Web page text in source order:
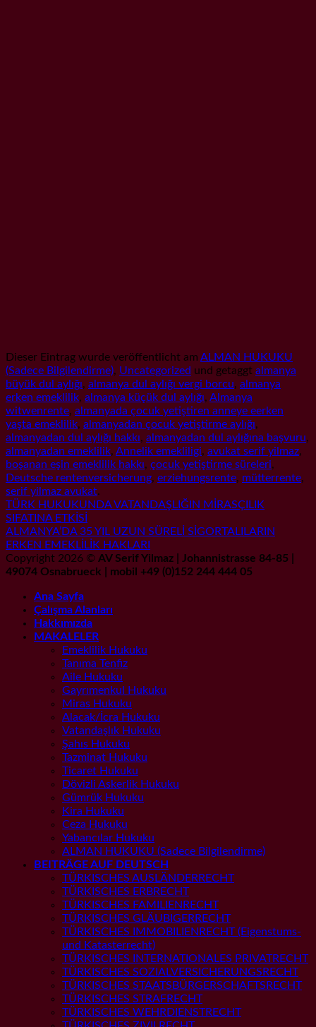
Dieser Eintrag wurde veröffentlicht am ALMAN HUKUKU
(Sadece Bilgilendirme), Uncategorized und getaggt almanya
büyük dul aylığı, almanya dul aylığı vergi borcu, almanya
erken emeklilik, almanya küçük dul aylığı, Almanya
witwenrente, almanyada çocuk yetiştiren anneye eerken
yaşta emeklilik, almanyadan çocuk yetiştirme aylığı,
almanyadan dul aylığı hakkı, almanyadan dul aylığına başvuru,
almanyadan emeklilik, Annelik emekliligi, avukat serif yilmaz,
boşanan eşin emeklilik hakkı, çocuk yetiştirme süreleri,
Deutsche rentenversicherung, erziehungsrente, mütterrente,
serif yilmaz avukat.
TÜRK HUKUKUNDA VATANDAŞLIĞIN MİRASÇILIK
SIFATINA ETKİSİ
ALMANYA’DA 35 YIL UZUN SÜRELİ SİGORTALILARIN
ERKEN EMEKLİLİK HAKLARI
Copyright 2026 © AV Serif Yilmaz | Johannistrasse 84-85 |
49074 Osnabrueck | mobil +49 (0)152 244 444 05
Ana Sayfa
Çalışma Alanları
Hakkımızda
MAKALELER
Emeklilik Hukuku
Tanıma Tenfiz
Aile Hukuku
Gayrımenkul Hukuku
Miras Hukuku
Alacak/İcra Hukuku
Vatandaşlık Hukuku
Şahıs Hukuku
Tazminat Hukuku
Ticaret Hukuku
Dövizli Askerlik Hukuku
Gümrük Hukuku
Kira Hukuku
Ceza Hukuku
Yabancılar Hukuku
ALMAN HUKUKU (Sadece Bilgilendirme)
BEITRÄGE AUF DEUTSCH
TÜRKISCHES AUSLÄNDERRECHT
TÜRKISCHES ERBRECHT
TÜRKISCHES FAMILIENRECHT
TÜRKISCHES GLÄUBIGERRECHT
TÜRKISCHES IMMOBILIENRECHT (Eigenstums-
und Katasterrecht)
TÜRKISCHES INTERNATIONALES PRIVATRECHT
TÜRKISCHES SOZIALVERSICHERUNGSRECHT
TÜRKISCHES STAATSBÜRGERSCHAFTSRECHT
TÜRKISCHES STRAFRECHT
TÜRKISCHES WEHRDIENSTRECHT